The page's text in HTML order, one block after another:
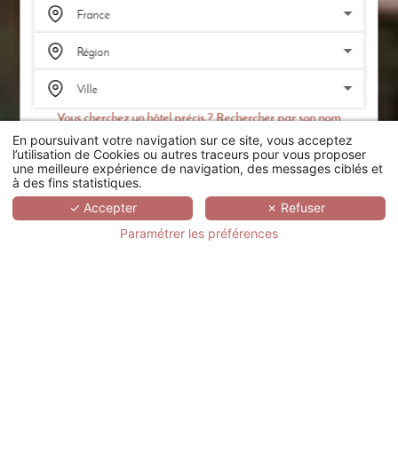
SCROLL
Vous cherchez un hôtel précis ? Rechercher par son nom
RECHERCHER
En poursuivant votre navigation sur ce site, vous acceptez
l’utilisation de Cookies ou autres traceurs pour vous proposer
une meilleure expérience de navigation, des messages ciblés et
à des fins statistiques.
✓ Accepter
✗ Refuser
Paramétrer les préférences